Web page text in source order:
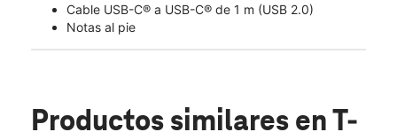
Cable USB-C® a USB-C® de 1 m (USB 2.0)
Notas al pie
Productos similares en T-